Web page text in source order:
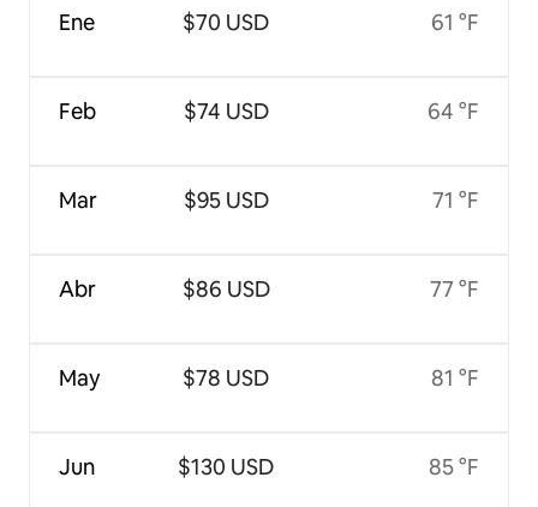
Ene
Feb
Mar
Abr
May
Jun
$70 USD
$74 USD
$95 USD
$86 USD
$78 USD
$130 USD
61 °F
64 °F
71 °F
77 °F
81 °F
85 °F